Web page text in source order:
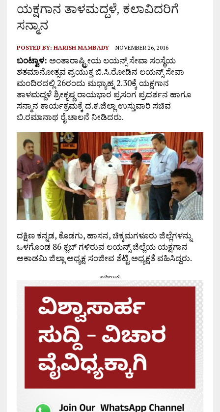
ಯಕ್ಷಗಾನ ತಾಳಮದ್ದಳೆ, ಕಲಾವಿದರಿಗೆ
ಸನ್ಮಾನ
POSTED BY: HARISH MAMBADY NOVEMBER 26, 2016
ಬಂಟ್ವಾಳ: ಅಂತಾರಾಷ್ಟ್ರೀಯ ಲಯನ್ಸ್ ಸೇವಾ ಸಂಸ್ಥೆಯ
ಶತಮಾನೋತ್ಸವ ಪ್ರಯುಕ್ತ ಬಿ.ಸಿ.ರೋಡಿನ ಲಯನ್ಸ್ ಸೇವಾ
ಮಂದಿರದಲ್ಲಿ 26ರಂದು ಮಧ್ಯಾಹ್ನ 2.30ಕ್ಕೆ ಯಕ್ಷಗಾನ
ತಾಳಮದ್ದಳೆ ಶ್ರೀಕೃಷ್ಣ ರಾಯಭಾರ ಪ್ರಸಂಗ ಪ್ರದರ್ಶನ ಹಾಗೂ
ಸನ್ಮಾನ ಕಾರ್ಯಕ್ರಮಕ್ಕೆ ದ.ಕ.ಜಿಲ್ಲಾ ಉಸ್ತುವಾರಿ ಸಚಿವ
ಬಿ.ರಮಾನಾಥ ರೈ ಚಾಲನೆ ನೀಡಿದರು.
ದಕ್ಷಿಣ ಕನ್ನಡ, ಕೊಡಗು, ಹಾಸನ, ಚಿಕ್ಕಮಗಳೂರು ಜಿಲ್ಲೆಗಳನ್ನು
ಒಳಗೊಂಡ 86 ಕ್ಲಬ್ ಗಳಿರುವ ಲಯನ್ಸ್ ಜಿಲ್ಲೆಯ ಯಕ್ಷಗಾನ
ಅಕಾಡಮಿ ಜಿಲ್ಲಾ ಅಧ್ಯಕ್ಷ ಸಂಜೀವ ಶೆಟ್ಟಿ ಅಧ್ಯಕ್ಷತೆ ವಹಿಸಿದ್ದರು.
ಜಾಹೀರಾತು